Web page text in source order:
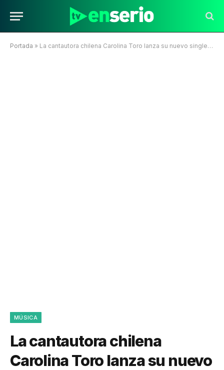
Portada » La cantautora chilena Carolina Toro lanza su nuevo single “Escapatoria”
MÚSICA
La cantautora chilena
Carolina Toro lanza su nuevo